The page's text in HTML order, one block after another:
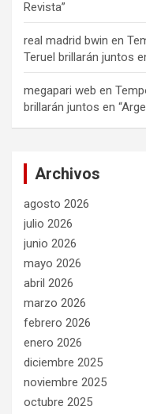
Revista”
real madrid bwin en
Teruel brillarán juntos
megapari web en
brillarán juntos en
Archivos
agosto 2026
julio 2026
junio 2026
mayo 2026
abril 2026
marzo 2026
febrero 2026
enero 2026
diciembre 2025
noviembre 2025
octubre 2025